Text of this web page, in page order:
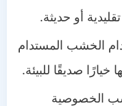
أو حديثة.
الخشب المستدام
صديقًا للبيئة.
الخصوصية